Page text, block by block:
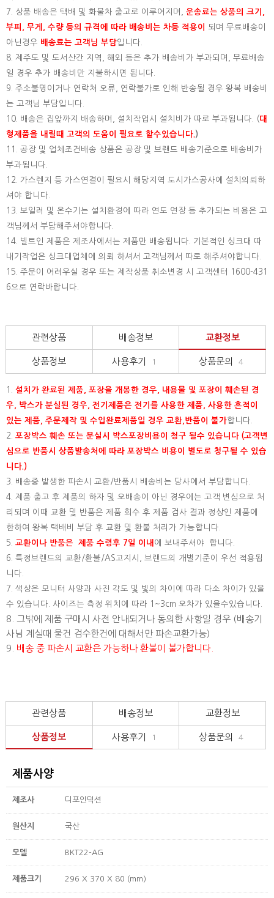
7. 상품 배송은 택배 및 화물차 출고로 이루어지며, 운송료는 상품의 크기,
부피, 무게, 수량 등의 규격에 따라 배송비는 차등 적용이
되며 무료배송이
아닌경우 배송료는 고객님 부담입니다.
8. 제주도 및 도서산간 지역, 해외 등은 추가 배송비가 부과되며, 무료배송
일 경우 추가 배송비만 지불하시면 됩니다.
9. 주소불명이거나 연락처 오류, 연락불가로 인해 반송될 경우 왕복 배송비
는 고객님 부담입니다.
10. 배송은 집앞까지 배송하며, 설치작업시 설치비가 따로 부과됩니다. (대
형제품을 내릴때 고객의 도움이 필요로 할수있습니다. )
11. 공장 및 업체조건배송 상품은 공장 및 브랜드 배송기준으로 배송비가
부과됩니다.
12. 가스렌지 등 가스연결이 필요시 해당지역 도시가스공사에 설치의뢰하
셔야 합니다.
13. 보일러 및 온수기는 설치환경에 따라 연도 연장 등 추가되는 비용은 고
객님께서 부담해주셔야합니다.
14. 빌트인 제품은 제조사에서는 제품만 배송됩니다. 기본적인 싱크대 따
내기작업은 싱크대업체에 의뢰 하셔서 고객님께서 따로 해주셔야합니다.
15. 주문이 어려우실 경우 또는 제작상품 취소변경 시 고객센터 1600-431
6으로 연락바랍니다.
관련상품 배송정보 교환정보
상품정보 사용후기 1 상품문의 4
1. 설치가 완료된 제품, 포장을 개봉한 경우, 내용물 및 포장이 훼손된 경
우, 박스가 분실된 경우, 전기제품은 전기를 사용한 제품, 사용한 흔적이
있는 제품, 주문제작 및 수입완료제품일 경우 교환,반품이 불가합니다.
2. 포장박스 훼손 또는 분실시 박스포장비용이 청구 될수 있습니다 (고객변
심으로 반품시 상품발송처에 따라 포장박스 비용이 별도로 청구될 수 있습
니다.)
3. 배송중 발생한 파손시 교환/반품시 배송비는 당사에서 부담합니다.
4. 제품 출고 후 제품의 하자 및 오배송이 아닌 경우에는 고객 변심으로 처
리되며 이때 교환 및 반품은 제품 회수 후 제품 검사 결과 정상인 제품에
한하여 왕복 택배비 부담 후 교환 및 환불 처리가 가능합니다.
5. 교환이나 반품은 제품 수령후 7일 이내 에 보내주셔야 합니다.
6. 특정브랜드의 교환/환불/AS고지시, 브랜드의 개별기준이 우선 적용됩
니다.
7. 색상은 모니터 사양과 사진 각도 및 빛의 차이에 따라 다소 차이가 있을
수 있습니다. 사이즈는 측정 위치에 따라 1~3cm 오차가 있을수있습니다.
8. 그밖에 제품 구매시 사전 안내되거나 동의한 사항일 경우 (배송기
사님 계실때 물건 검수한건에 대해서만 파손교환가능)
9. 배송 중 파손시 교환은 가능하나 환불이 불가합니다.
관련상품 배송정보 교환정보
상품정보 사용후기 1 상품문의 4
제품사양
제조사 디포인덕션
원산지 국산
모델 BKT22-AG
제품크기 296 X 370 X 80 (mm)